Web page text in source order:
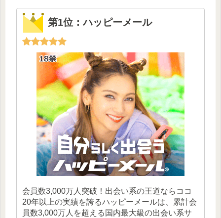
第1位：ハッピーメール
会員数3,000万人突破！出会い系の王道ならココ
20年以上の実績を誇るハッピーメールは、累計会
員数3,000万人を超える国内最大級の出会い系サ